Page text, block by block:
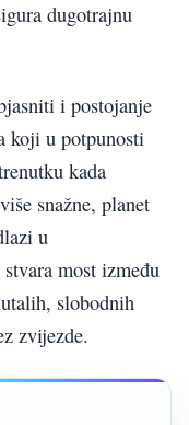
dugotrajnu
i postojanje
koji u potpunosti
kada
snažne, planet
u
most između
slobodnih
zvijezde.